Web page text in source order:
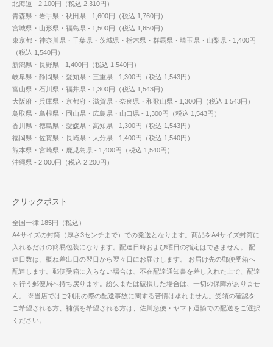
北海道 - 2,100円（税込 2,310円）
青森県・岩手県・秋田県 - 1,600円（税込 1,760円）
宮城県・山形県・福島県 - 1,500円（税込 1,650円）
東京都・神奈川県・千葉県・茨城県・栃木県・群馬県・埼玉県・山梨県 - 1,400円
（税込 1,540円）
新潟県・長野県 - 1,400円（税込 1,540円）
岐阜県・静岡県・愛知県・三重県 - 1,300円（税込 1,543円）
富山県・石川県・福井県 - 1,300円（税込 1,543円）
大阪府・兵庫県・京都府・滋賀県・奈良県・和歌山県 - 1,300円（税込 1,543円）
鳥取県・島根県・岡山県・広島県・山口県 - 1,300円（税込 1,543円）
香川県・徳島県・愛媛県・高知県 - 1,300円（税込 1,543円）
福岡県・佐賀県・長崎県・大分県 - 1,400円（税込 1,540円）
熊本県・宮崎県・鹿児島県 - 1,400円（税込 1,540円）
沖縄県 - 2,000円（税込 2,200円）
クリックポスト
全国一律 185円（税込）
A4サイズの封筒（厚さ3センチまで）での発送となります。商品をA4サイズ封筒に
入れるだけの簡易包装になります。配達日時および曜日の指定はできません。 配
達日数は、概ね差出日の翌日から翌々日にお届けします。 お届け先の郵便受箱へ
配達します。郵便受箱に入らない場合は、不在配達通知書を差し入れた上で、配達
を行う郵便局へ持ち戻ります。紛失または破損した場合は、一切の保障がありませ
ん。 ※当店ではご利用の際の配送事故に関する苦情は承れません。受領の確認を
ご希望される方、補償を希望される方は、佐川急便・ヤマト運輸での配送をご選択
ください。